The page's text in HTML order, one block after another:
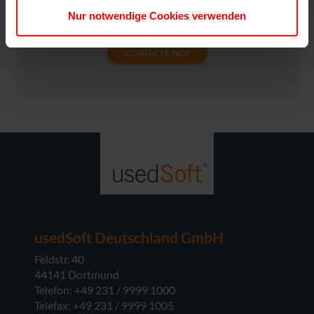
Nur notwendige Cookies verwenden
produto de que necessita e em que quantidade.
CONTACTE-NOS
usedSoft Deutschland GmbH
Feldstr. 40
44141 Dortmund
Telefon: +49 231 / 9999 1000
Telefax: +49 231 / 9999 1005